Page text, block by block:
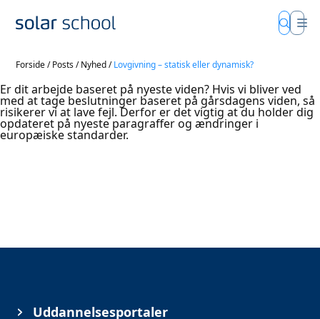
Forside/Posts/Nyhed/Lovgivning – statisk eller dynamisk?
Er dit arbejde baseret på nyeste viden? Hvis vi bliver ved
med at tage beslutninger baseret på gårsdagens viden, så
risikerer vi at lave fejl. Derfor er det vigtig at du holder dig
opdateret på nyeste paragraffer og ændringer i
europæiske standarder.
Uddannelsesportaler